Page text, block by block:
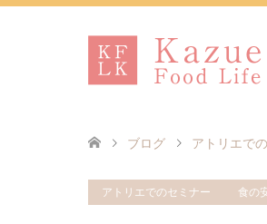
ブログ アトリエで
アトリエでのセミナー 食の